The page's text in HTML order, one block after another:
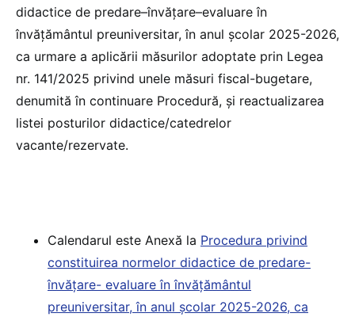
didactice de predare–învățare–evaluare în
învățământul preuniversitar, în anul școlar 2025-2026,
ca urmare a aplicării măsurilor adoptate prin Legea
nr. 141/2025 privind unele măsuri fiscal-bugetare,
denumită în continuare Procedură, și reactualizarea
listei posturilor didactice/catedrelor
vacante/rezervate.
Calendarul este Anexă la Procedura privind
constituirea normelor didactice de predare-
învățare- evaluare în învățământul
preuniversitar, în anul școlar 2025-2026, ca